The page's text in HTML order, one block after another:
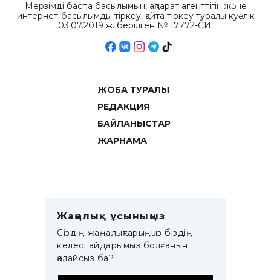
Мерзімді баспа басылымын, ақпарат агенттігін және
интернет-басылымды тіркеу, қайта тіркеу туралы куәлік
03.07.2019 ж. берілген № 17772-СИ.
ЖОБА ТУРАЛЫ
РЕДАКЦИЯ
БАЙЛАНЫСТАР
ЖАРНАМА
Жаңалық ұсыныңыз
Сіздің жаңалықтарыңыз біздің
келесі айдарымыз болғанын
қалайсыз ба?